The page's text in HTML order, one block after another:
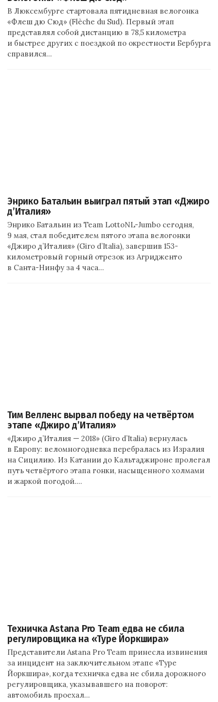
В Люксембурге стартовала пятидневная велогонка
«Флеш дю Сюд» (Flèche du Sud). Первый этап
представлял собой дистанцию в 78,5 километра
и быстрее других с поездкой по окрестности Бербурга
справился…
Энрико Батальин выиграл пятый этап «Джиро
д’Италия»
Энрико Батальин из Team LottoNL-Jumbo сегодня,
9 мая, стал победителем пятого этапа велогонки
«Джиро д’Италия» (Giro d’Italia), завершив 153-
километровый горный отрезок из Агридженто
в Санта-Нинфу за 4 часа…
Тим Велленс вырвал победу на четвёртом
этапе «Джиро д’Италия»
«Джиро д’Италия — 2018» (Giro d’Italia) вернулась
в Европу: веломногодневка перебралась из Изралия
на Сицилию. Из Катании до Кальтаджироне пролегал
путь четвёртого этапа гонки, насыщенного холмами
и жаркой погодой.…
Техничка Astana Pro Team едва не сбила
регулировщика на «Туре Йоркшира»
Представители Astana Pro Team принесла извинения
за инцидент на заключительном этапе «Туре
Йоркшира», когда техничка едва не сбила дорожного
регулировщика, указывавшего на поворот:
автомобиль проехал…